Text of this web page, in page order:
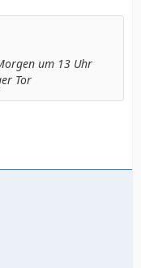
um 13 Uhr
Tor